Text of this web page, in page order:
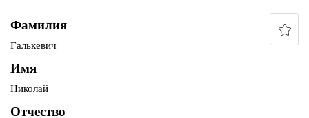
Фамилия
Галькевич
Имя
Николай
Отчество